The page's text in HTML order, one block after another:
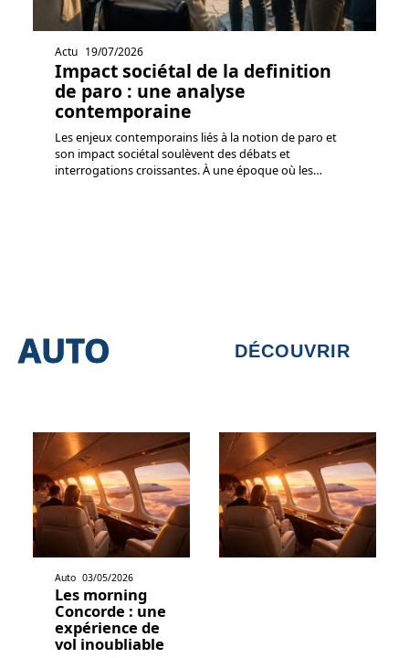
Actu 19/07/2026
Impact sociétal de la definition
de paro : une analyse
contemporaine
Les enjeux contemporains liés à la notion de paro et
son impact sociétal soulèvent des débats et
interrogations croissantes. À une époque où les…
AUTO DÉCOUVRIR
Auto 03/05/2026
Les morning
Concorde : une
expérience de
vol inoubliable